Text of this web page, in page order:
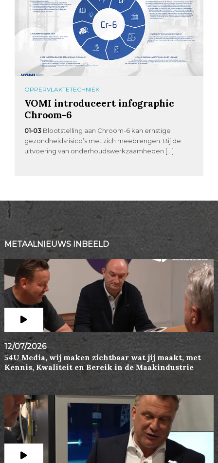
OPPERVLAKTETECHNIEK
VOMI introduceert infographic
Chroom-6
01-03 Blootstelling aan Chroom-6 kan ernstige
gezondheidsrisico’s met zich meebrengen. Bij de
uitvoering van onderhoudswerkzaamheden […]
METAALNIEUWS INBEELD
12/07/2026
54U Media, wij maken zichtbaar wat jij maakt, met
Kennis, Kwaliteit en Bereik in de Maakindustrie